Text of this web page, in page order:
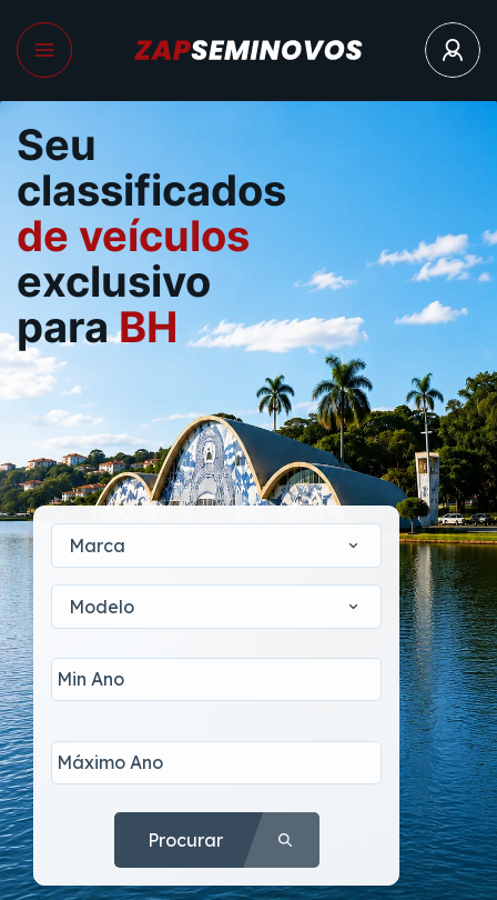
Seu
classificados
de veículos
exclusivo
paraBH
Marca
Modelo
Procurar